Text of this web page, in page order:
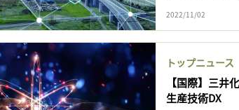
2022/11/02
トップニュース
【国際】三井
生産技術DX